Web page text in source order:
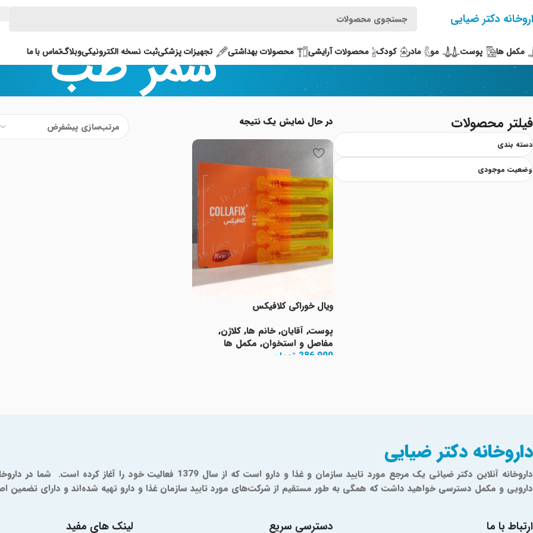
دکتر ضیایی
مکمل ها پوست مو مادر کودک محصولات آرایشی محصولات بهداشتی تجهیزات پزشکیثبت نسخه الکترونیکیوبلاگتماس با ماسمر طب
فیلتر محصولات
دسته بندی
وضعیت موجودی
در حال نمایش یک نتیجه
ویال خوراکی کلافیکس
پوست, آقایان,خانم ها, کلاژن,
مفاصل و استخوان, مکمل ها
286,000 تومان
داروخانه دکتر ضیایی
دارویی و مکمل دسترسی خواهید داشت که همگی به طور مستقیم از شرکت‌های مورد تایید سازمان غذا و دارو تهیه شده‌اند و دارای تضمین
ارتباط با ما دسترسی سریع لینک های مفید